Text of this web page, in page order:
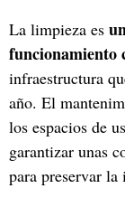
La limpieza es
funcionamiento
infraestructura
año. El
los espacios de
garantizar unas
para preservar